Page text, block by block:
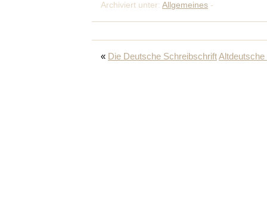
Archiviert unter: Allgemeines -
« Die Deutsche Schreibschrift